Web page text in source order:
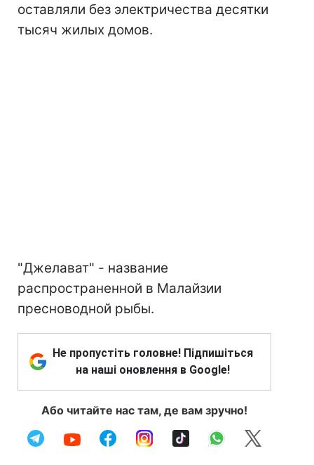
оставляли без электричества десятки
тысяч жилых домов.
"Джелават" - название
распространенной в Малайзии
пресноводной рыбы.
Не пропустіть головне! Підпишіться
на наші оновлення в Google!
Або читайте нас там, де вам зручно!